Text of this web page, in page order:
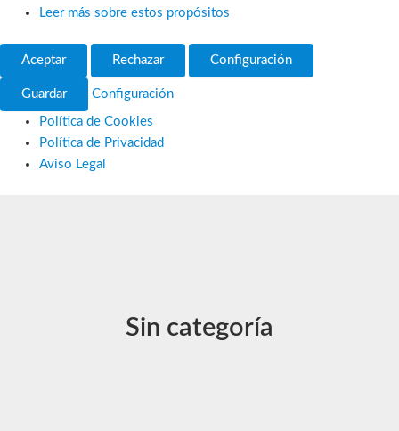
Leer más sobre estos propósitos
Aceptar Rechazar Configuración
Guardar Configuración
Política de Cookies
Política de Privacidad
Aviso Legal
Sin categoría